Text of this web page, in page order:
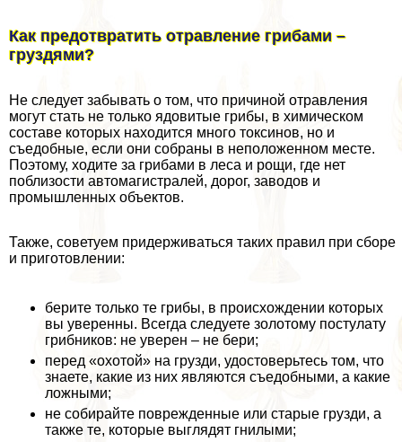
Как предотвратить отравление грибами –
груздями?
Не следует забывать о том, что причиной отравления
могут стать не только ядовитые грибы, в химическом
составе которых находится много токсинов, но и
съедобные, если они собраны в неположенном месте.
Поэтому, ходите за грибами в леса и рощи, где нет
поблизости автомагистралей, дорог, заводов и
промышленных объектов.
Также, советуем придерживаться таких правил при сборе
и приготовлении:
берите только те грибы, в происхождении которых
вы уверенны. Всегда следуете золотому постулату
грибников: не уверен – не бери;
перед «охотой» на грузди, удостоверьтесь том, что
знаете, какие из них являются съедобными, а какие
ложными;
не собирайте поврежденные или старые грузди, а
также те, которые выглядят гнилыми;